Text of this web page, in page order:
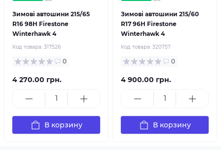
Зимові автошини 215/65
R16 98H Firestone
Winterhawk 4
Код товара: 317526
0
4 270.00 грн.
В корзину
Зимові автошини 215/60
R17 96H Firestone
Winterhawk 4
Код товара: 320757
0
4 900.00 грн.
В корзину